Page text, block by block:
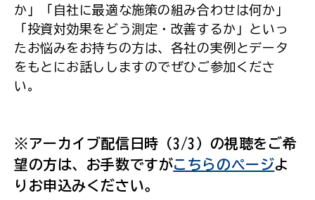
か」「自社に最適な施策の組み合わせは何か」
「投資対効果をどう測定・改善するか」といっ
たお悩みをお持ちの方は、各社の実例とデータ
をもとにお話ししますのでぜひご参加くださ
い。
※アーカイブ配信日時（3/3）の視聴をご希
望の方は、お手数ですがこちらのページよ
りお申込みください。